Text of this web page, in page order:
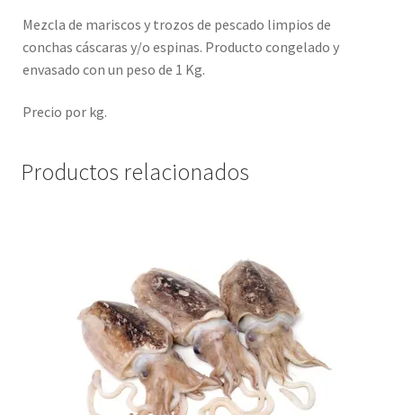
Mezcla de mariscos y trozos de pescado limpios de
conchas cáscaras y/o espinas. Producto congelado y
envasado con un peso de 1 Kg.
Precio por kg.
Productos relacionados